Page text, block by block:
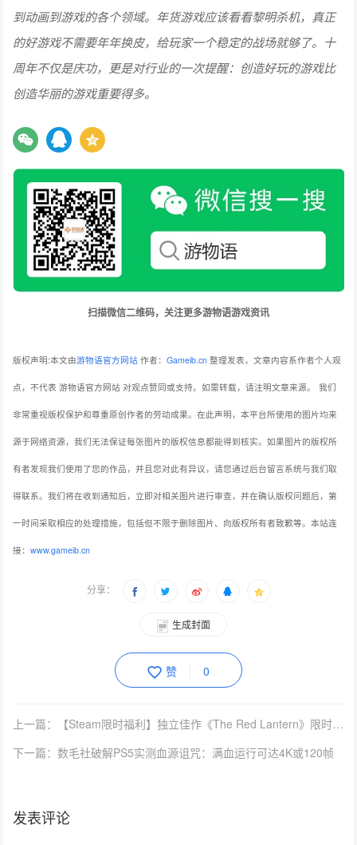
到动画到游戏的各个领域。年货游戏应该看看黎明杀机，真正
的好游戏不需要年年换皮，给玩家一个稳定的战场就够了。十
周年不仅是庆功，更是对行业的一次提醒：创造好玩的游戏比
创造华丽的游戏重要得多。
扫描微信二维码，关注更多游物语游戏资讯
版权声明:本文由游物语官方网站 作者：Gameib.cn 整理发表，文章内容系作者个人观
点，不代表 游物语官方网站 对观点赞同或支持。如需转载，请注明文章来源。 我们
非常重视版权保护和尊重原创作者的劳动成果。在此声明，本平台所使用的图片均来
源于网络资源，我们无法保证每张图片的版权信息都能得到核实。如果图片的版权所
有者发现我们使用了您的作品，并且您对此有异议，请您通过后台留言系统与我们取
得联系。我们将在收到通知后，立即对相关图片进行审查，并在确认版权问题后，第
一时间采取相应的处理措施，包括但不限于删除图片、向版权所有者致歉等。本站连
接：www.gameib.cn
分享：
生成封面
赞 0
上一篇：【Steam限时福利】独立佳作《The Red Lantern》限时可免费领取，佳节时分的阿拉斯加荒野之旅
下一篇：数毛社破解PS5实测血源诅咒：满血运行可达4K或120帧
发表评论